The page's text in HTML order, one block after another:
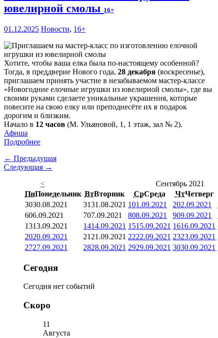
ювелирной смолы 16+
01.12.2025 Новости, 16+
Хотите, чтобы ваша елка была по-настоящему особенной?
Тогда, в преддверие Нового года, 28 декабря (воскресенье),
приглашаем принять участие в незабываемом мастер-классе
«Новогодние елочные игрушки из ювелирной смолы», где вы
своими руками сделаете уникальные украшения, которые
повесите на свою елку или преподнесёте их в подарок
дорогим и близким.
Начало в 12 часов (М. Ульяновой, 1, 1 этаж, зал № 2).
Афиша
Подробнее
← Предыдущая
Следующая →
<
Сентябрь 2021
ПнПонедельник ВтВторник СрСреда ЧтЧетверг
3030.08.2021 3131.08.2021 101.09.2021 202.09.2021
606.09.2021 707.09.2021 808.09.2021 909.09.2021
1313.09.2021 1414.09.2021 1515.09.2021 1616.09.2021
2020.09.2021 21 21.09.2021 2222.09.2021 2323.09.2021
2727.09.2021 2828.09.2021 2929.09.2021 3030.09.2021
Сегодня
Сегодня нет событий
Скоро
11
Августа